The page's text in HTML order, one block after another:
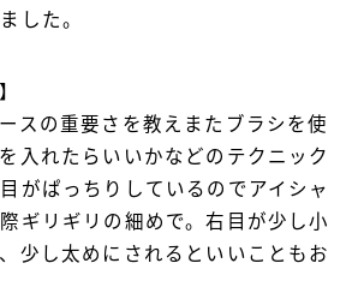
した。
スの重要さを教えまたブラシを使
入れたらいいかなどのテクニック
がぱっちりしているのでアイシャ
ギリギリの細めで。右目が少し小
少し太めにされるといいこともお